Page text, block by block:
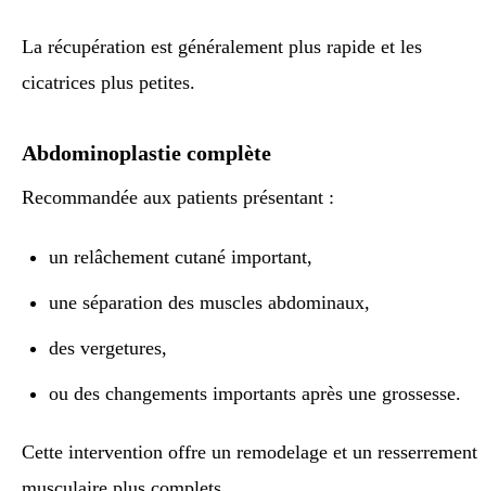
La récupération est généralement plus rapide et les
cicatrices plus petites.
Abdominoplastie complète
Recommandée aux patients présentant :
un relâchement cutané important,
une séparation des muscles abdominaux,
des vergetures,
ou des changements importants après une grossesse.
Cette intervention offre un remodelage et un resserrement